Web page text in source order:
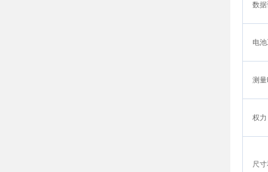
数
电
测量
权力
尺